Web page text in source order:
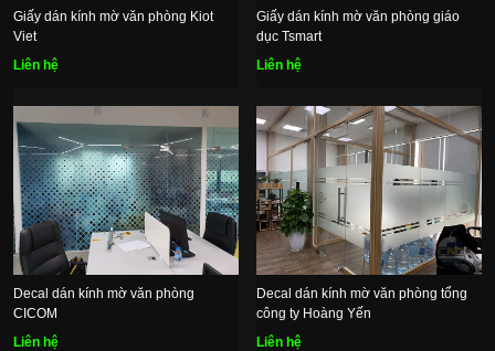
Giấy dán kính mờ văn phòng Kiot
Viet
Liên hệ
Giấy dán kính mờ văn phòng giáo
dục Tsmart
Liên hệ
Decal dán kính mờ văn phòng
CICOM
Liên hệ
Decal dán kính mờ văn phòng tổng
công ty Hoàng Yến
Liên hệ